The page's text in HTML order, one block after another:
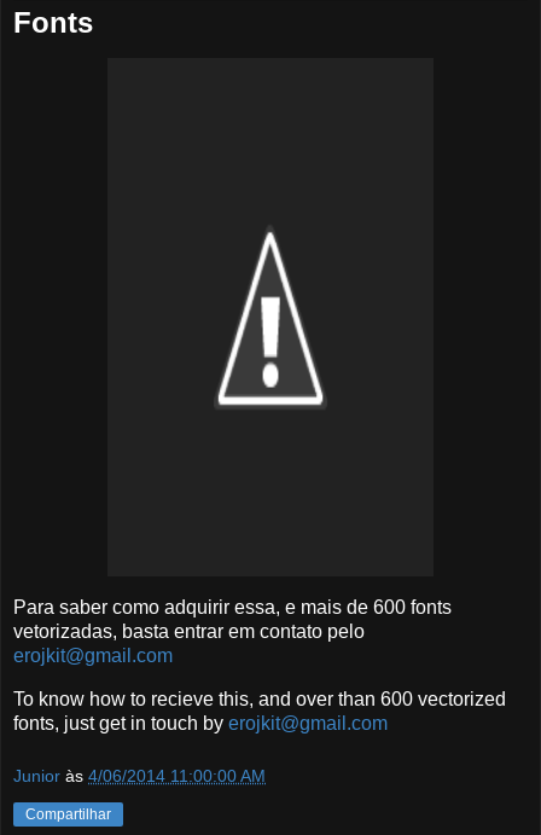
Fonts
Para saber como adquirir essa, e mais de 600 fonts
vetorizadas, basta entrar em contato pelo
erojkit@gmail.com
To know how to recieve this, and over than 600 vectorized
fonts, just get in touch by erojkit@gmail.com
Junior às 4/06/2014 11:00:00 AM
Compartilhar